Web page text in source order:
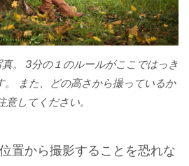
。 3分の１のルールがここではっき
。 また、どの高さから撮っているか
意してください。
置から撮影することを恐れな